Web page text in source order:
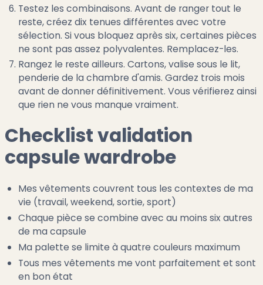
Testez les combinaisons. Avant de ranger tout le
reste, créez dix tenues différentes avec votre
sélection. Si vous bloquez après six, certaines pièces
ne sont pas assez polyvalentes. Remplacez-les.
Rangez le reste ailleurs. Cartons, valise sous le lit,
penderie de la chambre d'amis. Gardez trois mois
avant de donner définitivement. Vous vérifierez ainsi
que rien ne vous manque vraiment.
Checklist validation
capsule wardrobe
Mes vêtements couvrent tous les contextes de ma
vie (travail, weekend, sortie, sport)
Chaque pièce se combine avec au moins six autres
de ma capsule
Ma palette se limite à quatre couleurs maximum
Tous mes vêtements me vont parfaitement et sont
en bon état